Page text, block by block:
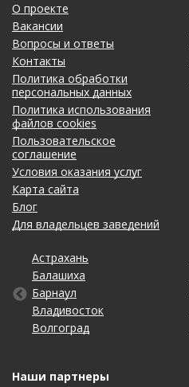
О проекте
Вакансии
Вопросы и ответы
Контакты
Политика обработки
персональных данных
Политика использования
файлов cookies
Пользовательское
соглашение
Условия оказания услуг
Карта сайта
Блог
Для владельцев заведений
Астрахань
Балашиха
Барнаул
Владивосток
Волгоград
Калининград
Кемерово
Киров
Краснодар
Красноярск
Новосибирск
Омск
Оренбург
Пенза
Пермь
Ставрополь
Тольятти
Томск
Тула
Тюмень
Ярославль
Наши партнеры